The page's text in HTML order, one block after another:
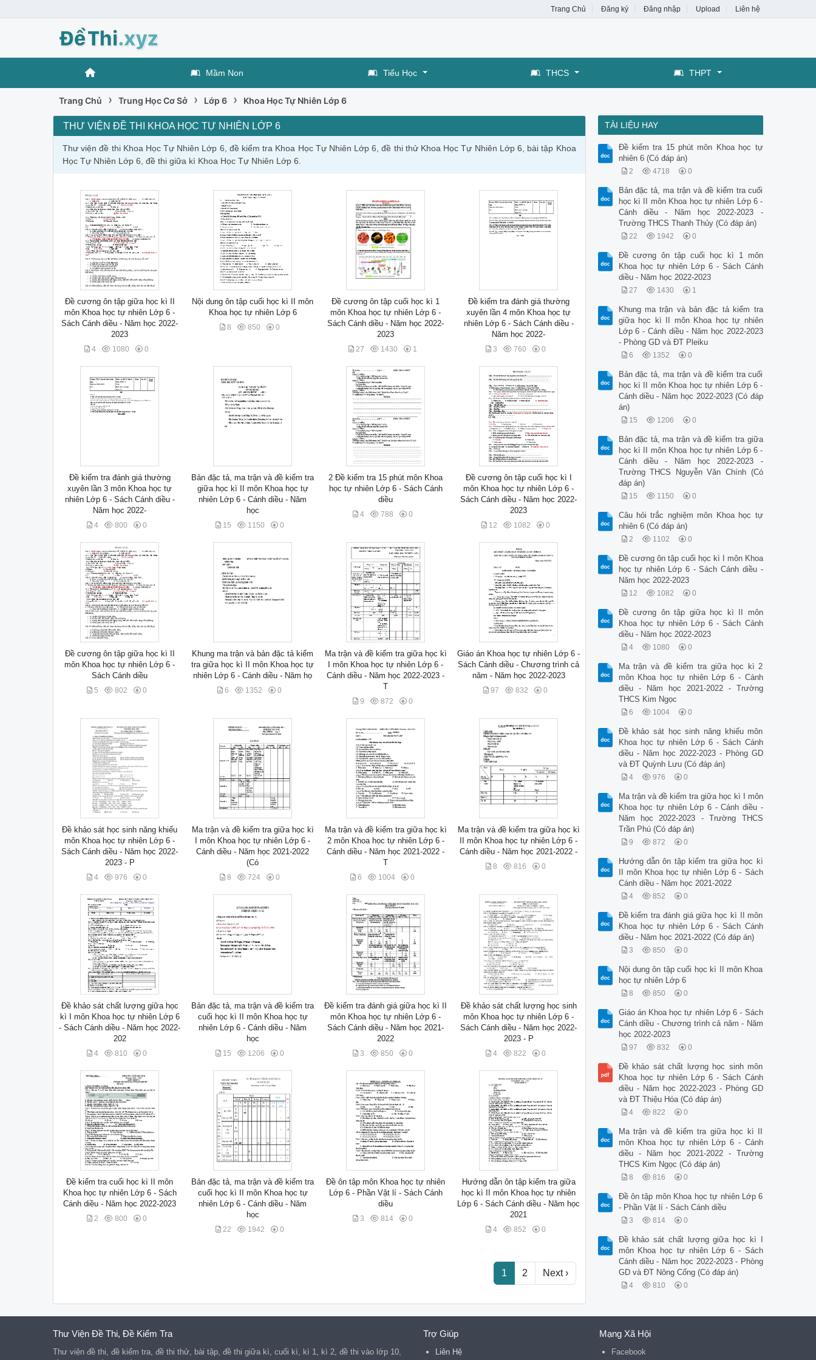
Trang Chủ Đăng ký Đăng nhập Upload Liên hệ
Mầm Non Tiểu Học THCS THPT
Trang Chủ › Trung Học Cơ Sở › Lớp 6 › Khoa Học Tự Nhiên Lớp 6
THƯ VIỆN ĐỀ THI KHOA HỌC TỰ NHIÊN LỚP 6
Thư viện đề thi Khoa Học Tự Nhiên Lớp 6, đề kiểm tra Khoa Học Tự Nhiên Lớp 6, đề thi thử Khoa Học Tự Nhiên Lớp 6, bài tập Khoa
Học Tự Nhiên Lớp 6, đề thi giữa kì Khoa Học Tự Nhiên Lớp 6.
Đề cương ôn tập giữa học kì II
môn Khoa học tự nhiên Lớp 6 -
Sách Cánh diều - Năm học 2022-
2023
4 1080 0
Nội dung ôn tập cuối học kì II môn
Khoa học tự nhiên Lớp 6
8 850 0
Đề cương ôn tập cuối học kì 1
môn Khoa học tự nhiên Lớp 6 -
Sách Cánh diều - Năm học 2022-
2023
27 1430 1
Đề kiểm tra đánh giá thường
xuyên lần 4 môn Khoa học tự
nhiên Lớp 6 - Sách Cánh diều -
Năm học 2022-
3 760 0
Đề kiểm tra đánh giá thường
xuyên lần 3 môn Khoa học tự
nhiên Lớp 6 - Sách Cánh diều -
Năm học 2022-
4 800 0
Bản đặc tả, ma trận và đề kiểm tra
giữa học kì II môn Khoa học tự
nhiên Lớp 6 - Cánh diều - Năm
học
15 1150 0
2 Đề kiểm tra 15 phút môn Khoa
học tự nhiên Lớp 6 - Sách Cánh
diều
4 788 0
Đề cương ôn tập cuối học kì I
môn Khoa học tự nhiên Lớp 6 -
Sách Cánh diều - Năm học 2022-
2023
12 1082 0
Đề cương ôn tập giữa học kì II
môn Khoa học tự nhiên Lớp 6 -
Sách Cánh diều
5 802 0
Khung ma trận và bản đặc tả kiểm
tra giữa học kì II môn Khoa học tự
nhiên Lớp 6 - Cánh diều - Năm họ
6 1352 0
Ma trận và đề kiểm tra giữa học kì
I môn Khoa học tự nhiên Lớp 6 -
Cánh diều - Năm học 2022-2023 -
T
9 872 0
Giáo án Khoa học tự nhiên Lớp 6 -
Sách Cánh diều - Chương trình cả
năm - Năm học 2022-2023
97 832 0
Đề khảo sát học sinh năng khiếu
môn Khoa học tự nhiên Lớp 6 -
Sách Cánh diều - Năm học 2022-
2023 - P
4 976 0
Ma trận và đề kiểm tra giữa học kì
I môn Khoa học tự nhiên Lớp 6 -
Cánh diều - Năm học 2021-2022
(Có
8 724 0
Ma trận và đề kiểm tra giữa học kì
2 môn Khoa học tự nhiên Lớp 6 -
Cánh diều - Năm học 2021-2022 -
T
6 1004 0
Ma trận và đề kiểm tra giữa học kì
II môn Khoa học tự nhiên Lớp 6 -
Cánh diều - Năm học 2021-2022 -
8 816 0
Đề khảo sát chất lượng giữa học
kì I môn Khoa học tự nhiên Lớp 6
- Sách Cánh diều - Năm học 2022-
202
4 810 0
Bản đặc tả, ma trận và đề kiểm tra
cuối học kì II môn Khoa học tự
nhiên Lớp 6 - Cánh diều - Năm
học
15 1206 0
Đề kiểm tra đánh giá giữa học kì II
môn Khoa học tự nhiên Lớp 6 -
Sách Cánh diều - Năm học 2021-
2022
3 850 0
Đề khảo sát chất lượng học sinh
môn Khoa học tự nhiên Lớp 6 -
Sách Cánh diều - Năm học 2022-
2023 - P
4 822 0
Đề kiểm tra cuối học kì II môn
Khoa học tự nhiên Lớp 6 - Sách
Cánh diều - Năm học 2022-2023
2 800 0
Bản đặc tả, ma trận và đề kiểm tra
cuối học kì II môn Khoa học tự
nhiên Lớp 6 - Cánh diều - Năm
học
22 1942 0
Đề ôn tập môn Khoa học tự nhiên
Lớp 6 - Phần Vật lí - Sách Cánh
diều
3 814 0
Hướng dẫn ôn tập kiểm tra giữa
học kì II môn Khoa học tự nhiên
Lớp 6 - Sách Cánh diều - Năm học
2021
4 852 0
1 2 Next ›
TÀI LIỆU HAY
Đề kiểm tra 15 phút môn Khoa học tự
nhiên 6 (Có đáp án)
2 4718 0
Bản đặc tả, ma trận và đề kiểm tra cuối
học kì II môn Khoa học tự nhiên Lớp 6 -
Cánh diều - Năm học 2022-2023 -
Trường THCS Thanh Thủy (Có đáp án)
22 1942 0
Đề cương ôn tập cuối học kì 1 môn
Khoa học tự nhiên Lớp 6 - Sách Cánh
diều - Năm học 2022-2023
27 1430 1
Khung ma trận và bản đặc tả kiểm tra
giữa học kì II môn Khoa học tự nhiên
Lớp 6 - Cánh diều - Năm học 2022-2023
- Phòng GD và ĐT Pleiku
6 1352 0
Bản đặc tả, ma trận và đề kiểm tra cuối
học kì II môn Khoa học tự nhiên Lớp 6 -
Cánh diều - Năm học 2022-2023 (Có đáp
án)
15 1206 0
Bản đặc tả, ma trận và đề kiểm tra giữa
học kì II môn Khoa học tự nhiên Lớp 6 -
Cánh diều - Năm học 2022-2023 -
Trường THCS Nguyễn Văn Chính (Có
đáp án)
15 1150 0
Câu hỏi trắc nghiệm môn Khoa học tự
nhiên 6 (Có đáp án)
2 1102 0
Đề cương ôn tập cuối học kì I môn Khoa
học tự nhiên Lớp 6 - Sách Cánh diều -
Năm học 2022-2023
12 1082 0
Đề cương ôn tập giữa học kì II môn
Khoa học tự nhiên Lớp 6 - Sách Cánh
diều - Năm học 2022-2023
4 1080 0
Ma trận và đề kiểm tra giữa học kì 2
môn Khoa học tự nhiên Lớp 6 - Cánh
diều - Năm học 2021-2022 - Trường
THCS Kim Ngọc
6 1004 0
Đề khảo sát học sinh năng khiếu môn
Khoa học tự nhiên Lớp 6 - Sách Cánh
diều - Năm học 2022-2023 - Phòng GD
và ĐT Quỳnh Lưu (Có đáp án)
4 976 0
Ma trận và đề kiểm tra giữa học kì I môn
Khoa học tự nhiên Lớp 6 - Cánh diều -
Năm học 2022-2023 - Trường THCS
Trần Phú (Có đáp án)
9 872 0
Hướng dẫn ôn tập kiểm tra giữa học kì
II môn Khoa học tự nhiên Lớp 6 - Sách
Cánh diều - Năm học 2021-2022
4 852 0
Đề kiểm tra đánh giá giữa học kì II môn
Khoa học tự nhiên Lớp 6 - Sách Cánh
diều - Năm học 2021-2022 (Có đáp án)
3 850 0
Nội dung ôn tập cuối học kì II môn Khoa
học tự nhiên Lớp 6
8 850 0
Giáo án Khoa học tự nhiên Lớp 6 - Sách
Cánh diều - Chương trình cả năm - Năm
học 2022-2023
97 832 0
Đề khảo sát chất lượng học sinh môn
Khoa học tự nhiên Lớp 6 - Sách Cánh
diều - Năm học 2022-2023 - Phòng GD
và ĐT Thiệu Hóa (Có đáp án)
4 822 0
Ma trận và đề kiểm tra giữa học kì II
môn Khoa học tự nhiên Lớp 6 - Cánh
diều - Năm học 2021-2022 - Trường
THCS Kim Ngọc (Có đáp án)
8 816 0
Đề ôn tập môn Khoa học tự nhiên Lớp 6
- Phần Vật lí - Sách Cánh diều
3 814 0
Đề khảo sát chất lượng giữa học kì I
môn Khoa học tự nhiên Lớp 6 - Sách
Cánh diều - Năm học 2022-2023 - Phòng
GD và ĐT Nông Cống (Có đáp án)
4 810 0
Thư Viện Đề Thi, Đề Kiểm Tra
Thư viện đề thi, đề kiểm tra, đề thi thử, bài tập, đề thi giữa kì, cuối kì, kì 1, kì 2, đề thi vào lớp 10,
Trợ Giúp
Liên Hệ
Mạng Xã Hội
Facebook